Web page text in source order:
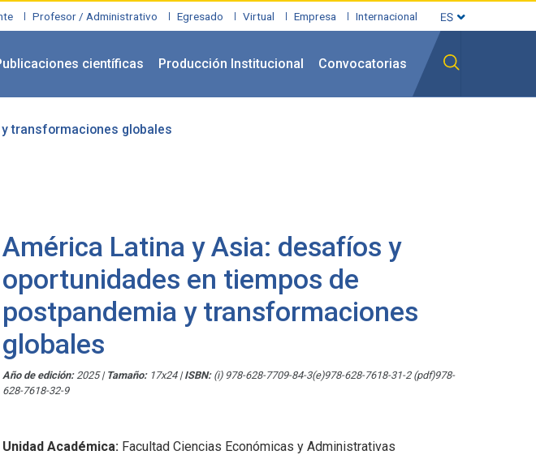
transformaciones globales
Profesor / Administrativo Egresado Virtual Empresa Internacional
científicas Producción Institucional Convocatorias
América Latina y Asia: desafíos y
oportunidades en tiempos de
postpandemia y transformaciones
globales
Año de edición: 2025| Tamaño: 17x24 |ISBN: (i) 978-628-7709-84-3(e)978-628-7618-31-2 (pdf)978-
628-7618-32-9
Unidad Académica: Facultad Ciencias Económicas y Administrativas